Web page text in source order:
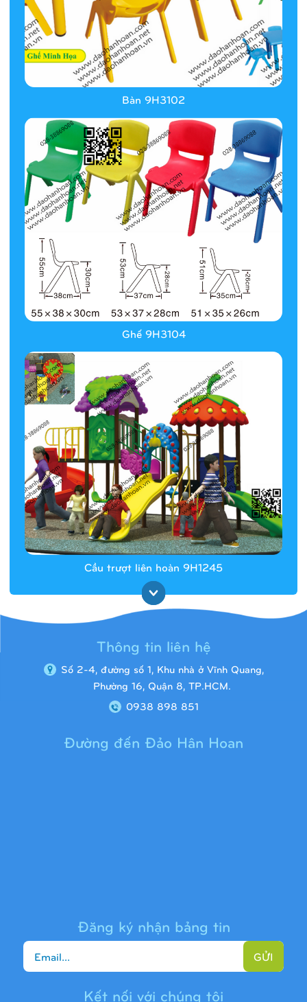
Bàn 9H3102
Ghế 9H3104
Cầu trượt liên hoàn 9H1245
Thông tin liên hệ
Số 2-4, đường số 1, Khu nhà ở Vĩnh Quang,
Phường 16, Quận 8, TP.HCM.
0938 898 851
Đường đến Đảo Hân Hoan
Đăng ký nhận bảng tin
GỬI
Kết nối với chúng tôi